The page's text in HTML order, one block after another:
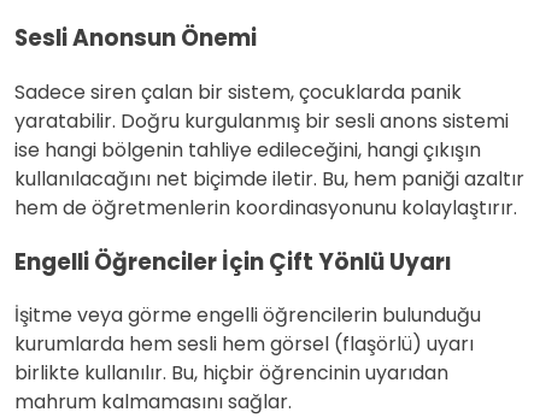
Sesli Anonsun Önemi
Sadece siren çalan bir sistem, çocuklarda panik
yaratabilir. Doğru kurgulanmış bir sesli anons sistemi
ise hangi bölgenin tahliye edileceğini, hangi çıkışın
kullanılacağını net biçimde iletir. Bu, hem paniği azaltır
hem de öğretmenlerin koordinasyonunu kolaylaştırır.
Engelli Öğrenciler İçin Çift Yönlü Uyarı
İşitme veya görme engelli öğrencilerin bulunduğu
kurumlarda hem sesli hem görsel (flaşörlü) uyarı
birlikte kullanılır. Bu, hiçbir öğrencinin uyarıdan
mahrum kalmamasını sağlar.